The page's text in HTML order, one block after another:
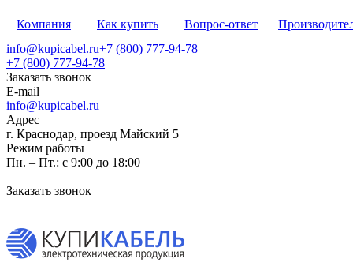
Компания Как купить Вопрос-ответ
info@kupicabel.ru+7 (800) 777-94-78
+7 (800) 777-94-78
Заказать звонок
E-mail
info@kupicabel.ru
Адрес
г. Краснодар, проезд Майский 5
Режим работы
Пн. – Пт.: с 9:00 до 18:00
Заказать звонок